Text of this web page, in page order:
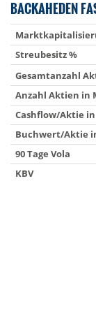
BACKAHEDEN
Streubesitz %
Gesamtanzahl
Anzahl Aktien in
Cashflow/Aktie in
Buchwert/Aktie
90 Tage Vola
KBV